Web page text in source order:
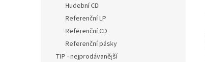
Hudební CD
Referenční LP
Referenční CD
Referenční pásky
TIP - nejprodávanější